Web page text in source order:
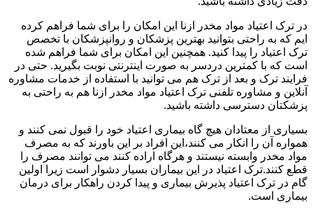
در ترک اعتیاد مواد مخدر ازنا این امکان را برای شما فراهم کرده
ایم که به راحتی بتوانید بهترین پزشکان و روانپزشکان با تخصص
ترک اعتیاد را پیدا کنید. همچنین این امکان برای شما فراهم شده
است که با کمترین دردسر به صورت اینترنتی نوبت بگیرید. حتی در
فرایند ترک و بعد از ترک هم می توانید با استفاده از خدمات مشاوره
آنلاین و مشاوره تلفنی ترک اعتیاد مواد مخدر ازنا هم به راحتی به
پزشکتان دسترسی داشته باشید.
بسیاری از معتادان هیچ گاه بیماری اعتیاد خود را قبول نمی کنند و
همواره آن را انکار می کنند،این افراد بر این باورند که به مصرف
مواد مخدر وابسته نیستند و هرگاه اراده کنند می توانند مصرف را
قطع کنند.ترک اعتیاد در این بیماران بسیار دشوار است زیرا اولین
گام در ترک اعتیاد پذیرش بیماری و پیدا کردن راهکار برای درمان
بیماری است.